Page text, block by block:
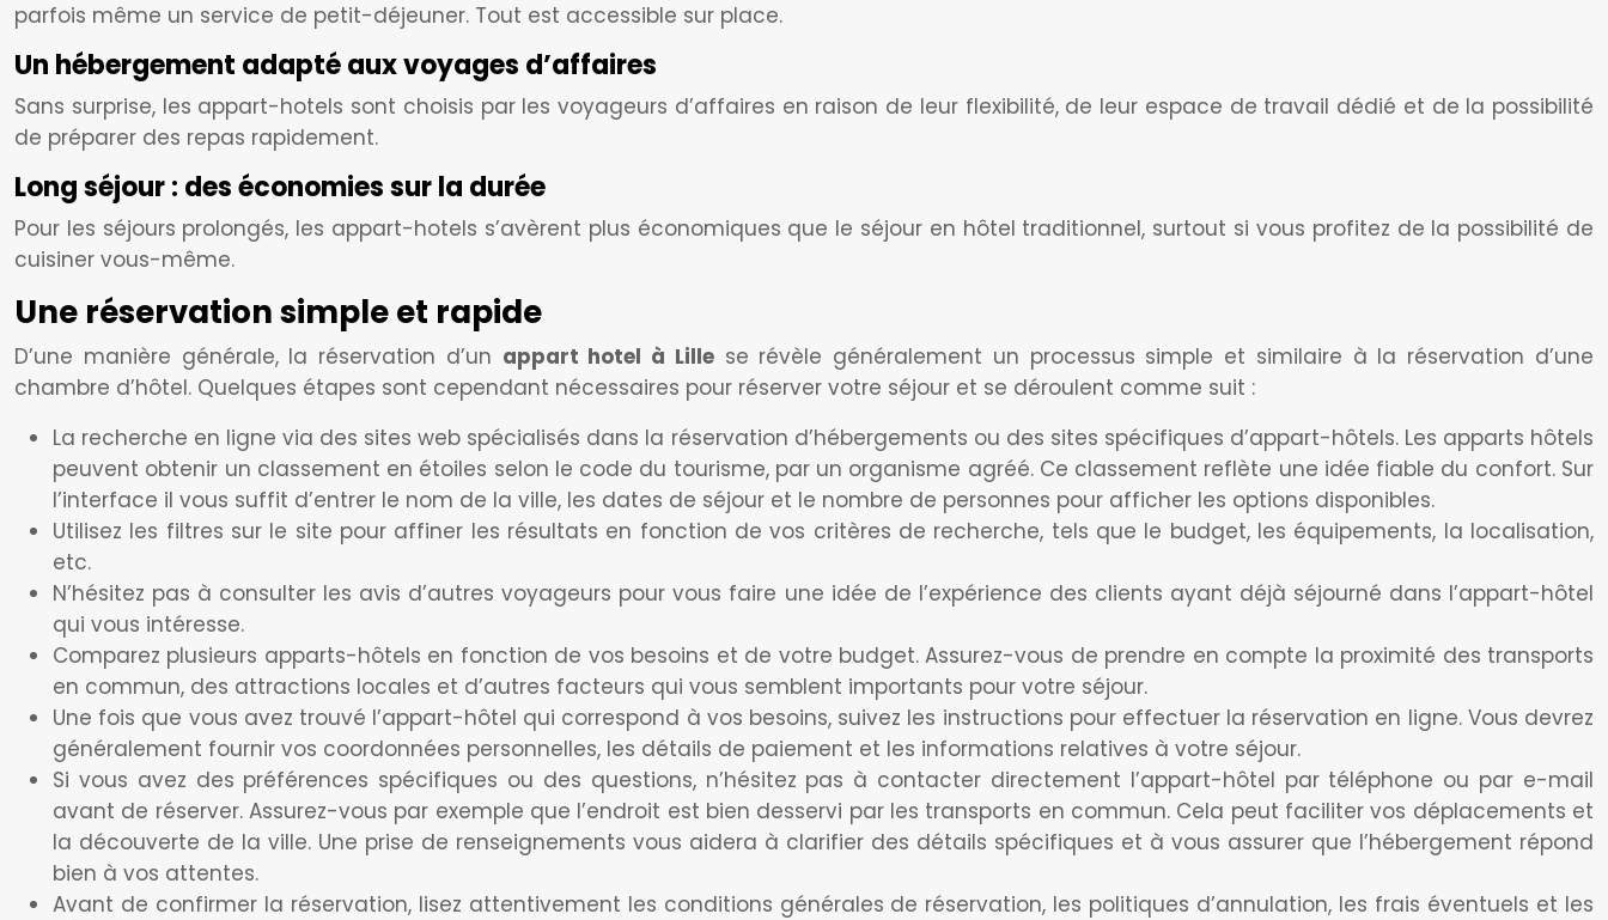
parfois même un service de petit-déjeuner. Tout est accessible sur place.
Un hébergement adapté aux voyages d’affaires
Sans surprise, les appart-hotels sont choisis par les voyageurs d’affaires en raison de leur flexibilité, de leur espace de travail dédié et de la possibilité
de préparer des repas rapidement.
Long séjour : des économies sur la durée
Pour les séjours prolongés, les appart-hotels s’avèrent plus économiques que le séjour en hôtel traditionnel, surtout si vous profitez de la possibilité de
cuisiner vous-même.
Une réservation simple et rapide
D’une manière générale, la réservation d’un appart hotel à Lillese révèle généralement un processus simple et similaire à la réservation d’une
chambre d’hôtel. Quelques étapes sont cependant nécessaires pour réserver votre séjour et se déroulent comme suit :
La recherche en ligne via des sites web spécialisés dans la réservation d’hébergements ou des sites spécifiques d’appart-hôtels. Les apparts hôtels
peuvent obtenir un classement en étoiles selon le code du tourisme, par un organisme agréé. Ce classement reflète une idée fiable du confort. Sur
l’interface il vous suffit d’entrer le nom de la ville, les dates de séjour et le nombre de personnes pour afficher les options disponibles.
Utilisez les filtres sur le site pour affiner les résultats en fonction de vos critères de recherche, tels que le budget, les équipements, la localisation,
etc.
N’hésitez pas à consulter les avis d’autres voyageurs pour vous faire une idée de l’expérience des clients ayant déjà séjourné dans l’appart-hôtel
qui vous intéresse.
Comparez plusieurs apparts-hôtels en fonction de vos besoins et de votre budget. Assurez-vous de prendre en compte la proximité des transports
en commun, des attractions locales et d’autres facteurs qui vous semblent importants pour votre séjour.
Une fois que vous avez trouvé l’appart-hôtel qui correspond à vos besoins, suivez les instructions pour effectuer la réservation en ligne. Vous devrez
généralement fournir vos coordonnées personnelles, les détails de paiement et les informations relatives à votre séjour.
Si vous avez des préférences spécifiques ou des questions, n’hésitez pas à contacter directement l’appart-hôtel par téléphone ou par e-mail
avant de réserver. Assurez-vous par exemple que l’endroit est bien desservi par les transports en commun. Cela peut faciliter vos déplacements et
la découverte de la ville. Une prise de renseignements vous aidera à clarifier des détails spécifiques et à vous assurer que l’hébergement répond
bien à vos attentes.
Avant de confirmer la réservation, lisez attentivement les conditions générales de réservation, les politiques d’annulation, les frais éventuels et les